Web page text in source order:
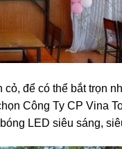
để có thể bắt trọn
Công Ty CP Vina
LED siêu sáng,